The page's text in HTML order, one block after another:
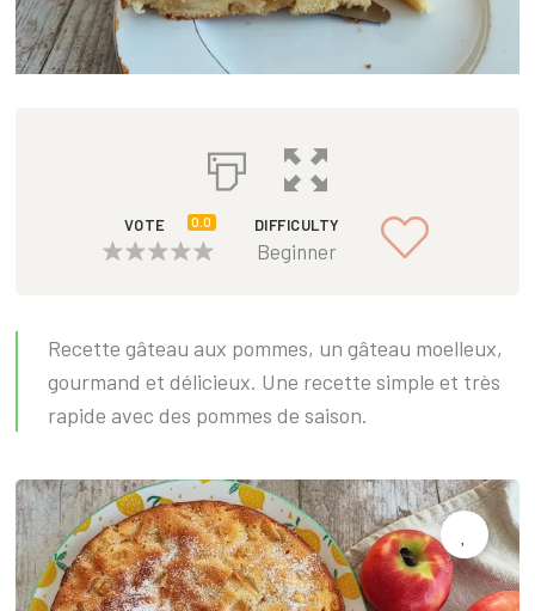
VOTE 0.0 DIFFICULTY
Beginner
Recette gâteau aux pommes, un gâteau moelleux,
gourmand et délicieux. Une recette simple et très
rapide avec des pommes de saison.